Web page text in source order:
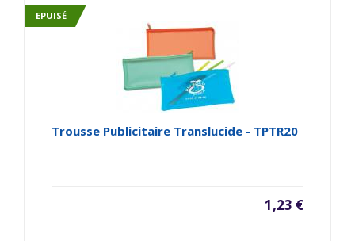
EPUISÉ
Trousse Publicitaire Translucide - TPTR20
1,23 €